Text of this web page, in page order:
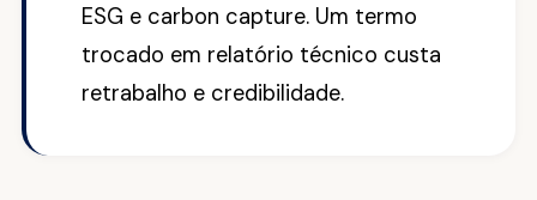
ESG e carbon capture. Um termo
trocado em relatório técnico custa
retrabalho e credibilidade.